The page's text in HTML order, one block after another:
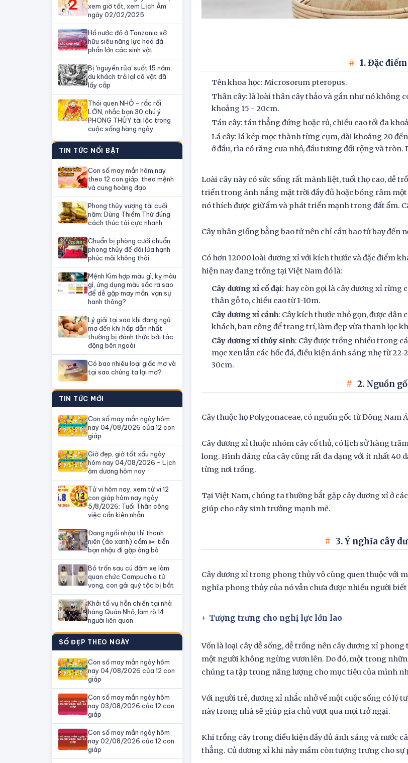
xem giờ tốt, xem Lịch Âm
ngày 02/02/2025
Hồ nước đỏ ở Tanzania sở
hữu siêu năng lực hoá đá
phần lớn các sinh vật
Bị 'nguyền rủa' suốt 15 năm,
du khách trả lạI cô vật đã
lấy cắp
Thói quen NHỎ - rắc rối
LỚN, nhắc bạn 30 chú ý
PHONG THỦY tài lộc trong
cuộc sống hàng ngày
TIN TỨC NỔI BẬT
Con số may mắn hôm nay
theo 12 con giáp, theo mệnh
và cung hoàng đạo
Phong thủy vượng tài cuối
năm: Dùng Thiềm Thừ đúng
cách thúc tài cực nhanh
Chuẩn bị phòng cưới chuẩn
phong thủy để đôi lứa hạnh
phúc mãi không thôi
Mệnh Kim hợp màu gì, kỵ màu
gì, ứng dụng màu sắc ra sao
để dễ gặp may mắn, vạn sự
hanh thông?
Lý giải tại sao khi đang ngủ
mơ đến khi hấp dẫn nhất
thường bị đánh thức bởi tác
động bên ngoài
Có bao nhiêu loại giấc mơ và
tại sao chúng ta lại mơ?
TIN TỨC MỚI
Con số may mắn ngày hôm
nay 04/08/2026 của 12 con
giáp
Giờ đẹp, giờ tốt xấu ngày
hôm nay 04/08/2026 - Lịch
âm dương hôm nay
Tử vi hôm nay, xem tử vi 12
con giáp hôm nay ngày
5/8/2026: Tuổi Thân công
việc cần kiên nhẫn
Đang ngồi nhậu thì thanh
niên (áo xanh) cầm ✂️ tiễn
bạn nhậu đi gặp ông bà
Bỏ trốn sau cú đâm xe làm
quan chức Campuchia tử
vong, con gái quý tộc bị bắt
Khởi tố vụ hỗn chiến tại nhà
hàng Quán Nhỏ, làm rõ 14
người liên quan
SỐ ĐẸP THEO NGÀY
Con số may mắn ngày hôm
nay 04/08/2026 của 12 con
giáp
Con số may mắn ngày hôm
nay 03/08/2026 của 12 con
giáp
Con số may mắn ngày hôm
nay 02/08/2026 của 12 con
giáp
1. Đặc
Tên khoa học: Microsorum pteropus.
Thân cây: là loài thân cây thảo và gần như nó không
khoảng 15 - 20cm.
Tán cây: tán thẳng đứng hoặc rủ, chiều cao tối đa
Lá cây: lá kép mọc thành từng cụm, dài khoảng 20
ở đầu, rìa có răng cưa nhỏ, đầu tương đối rộng và
Loài cây này có sức sống rất mãnh liệt, tuổi thọ cao, dễ
triển trong ánh nắng mặt trời đầy đủ hoặc bóng râm
nó thích được giữ ẩm và phát triển mạnh trong đất ẩm.
Cây nhân giống bằng bao tử nên chỉ cần bao tử bay đến
Có hơn 12000 loài dương xỉ với kích thước và đặc điểm
hiện nay đang trồng tại Việt Nam đó là:
Cây dương xỉ cổ đại: hay còn gọi là cây dương xỉ rừng
thân gỗ to, chiều cao từ 1-10m.
Cây dương xỉ cảnh: Cây kích thước nhỏ gọn, được
khách, ban công để trang trí, làm đẹp vừa thanh lọc
Cây dương xỉ thủy sinh: Cây được trồng nhiều trong
mọc xen lẫn các hốc đá, điều kiện ánh sáng nhẹ từ
30cm.
2. Nguồn
Cây thuộc họ Polygonaceae, có nguồn gốc từ Đông Nam
Cây dương xỉ thuộc nhóm cây cổ thủ, có lịch sử hàng
long. Hình dáng của cây cũng rất đa dạng với ít nhất 40
từng nơi trồng.
Tại Việt Nam, chúng ta thường bắt gặp cây dương xỉ ở
giúp cho cây sinh trưởng mạnh mẽ.
3. Ý nghĩa cây
Cây dương xỉ trong phong thủy vô cùng quen thuộc với
nghĩa phong thủy của nó vẫn chưa được nhiều người biết
Tượng trưng cho nghị lực lớn lao
Vốn là loại cây dễ sống, dễ trồng nên cây dương xỉ
một người không ngừng vươn lên. Do đó, một trong
chúng ta tập trung năng lượng cho mục tiêu của mình
Với người trẻ, dương xỉ nhắc nhở về một cuộc sống có
này trong nhà sẽ giúp gia chủ vượt qua mọi trở ngại.
Khi trồng cây trong điều kiện đầy đủ ánh sáng và nước
thẳng. Củ dương xỉ khi nảy mầm còn tượng trưng cho